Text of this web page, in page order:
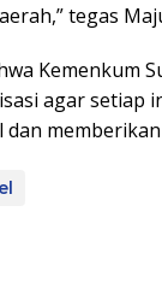
tegas
Kemenkum
agar setiap